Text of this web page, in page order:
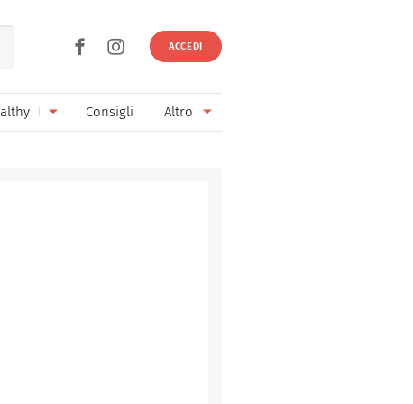
ACCEDI
Consigli Altro